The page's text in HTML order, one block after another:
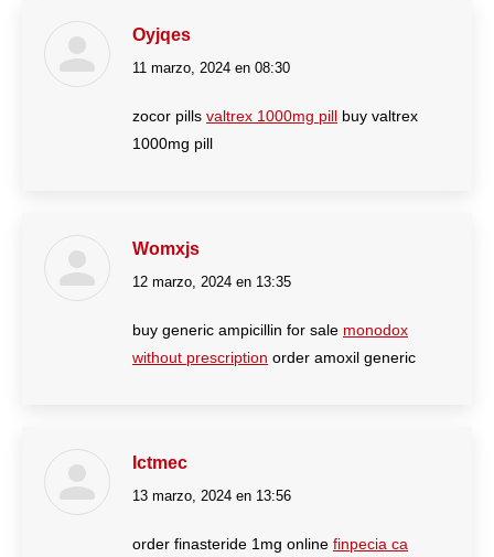
Oyjqes
dice:
11 marzo, 2024 en 08:30
zocor pills valtrex 1000mg pill buy valtrex
1000mg pill
Womxjs
dice:
12 marzo, 2024 en 13:35
buy generic ampicillin for sale monodox
without prescription order amoxil generic
Ictmec
dice:
13 marzo, 2024 en 13:56
order finasteride 1mg online finpecia ca